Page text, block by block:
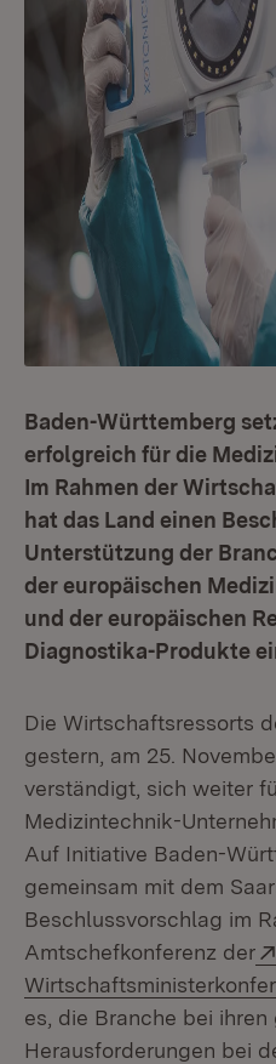
Baden-Württemberg
erfolgreich für die
Im Rahmen der
hat das Land einen
Unterstützung der
der europäischen
und der europäischen
Diagnostika-Produkte
Die Wirtschaftsressorts
gestern, am 25.
verständigt, sich weiter
Medizintechnik-
Auf Initiative Baden-
gemeinsam mit dem
Beschlussvorschlag im
Amtschefkonferenz der
es, die Branche bei ihren
Herausforderungen bei